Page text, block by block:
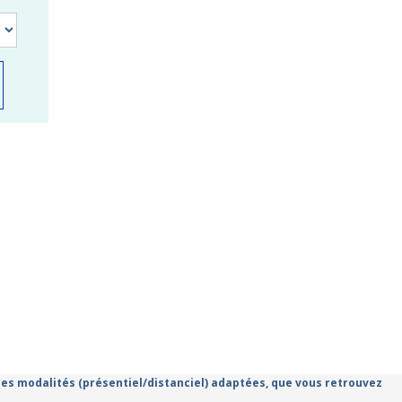
modalités (présentiel/distanciel) adaptées, que vous retrouvez